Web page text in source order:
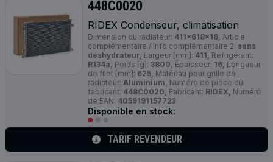
448C0020
RIDEX Condenseur, climatisation
Dimension du radiateur: 411x618x16, Article
complémentaire / Info complémentaire 2: sans
déshydrateur, Largeur [mm]: 411, Réfrigérant:
R134a, Poids [g]: 3800, Épaisseur: 16, Longueur
de filet [mm]: 625, Matériau pour grille de
radiateur: Aluminium, Numéro de pièce du
fabricant: 448C0020, Fabricant: RIDEX, Numéro
de EAN: 4059191157723
Disponible en stock:
TARIF REVENDEUR